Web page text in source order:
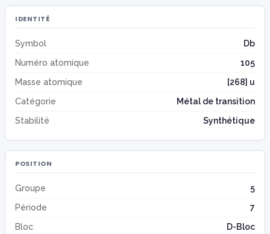
IDENTITÉ
Symbol
Db
Numéro atomique
105
Masse atomique
[268] u
Catégorie
Métal de transition
Stabilité
Synthétique
POSITION
Groupe
5
Période
7
Bloc
D-Bloc